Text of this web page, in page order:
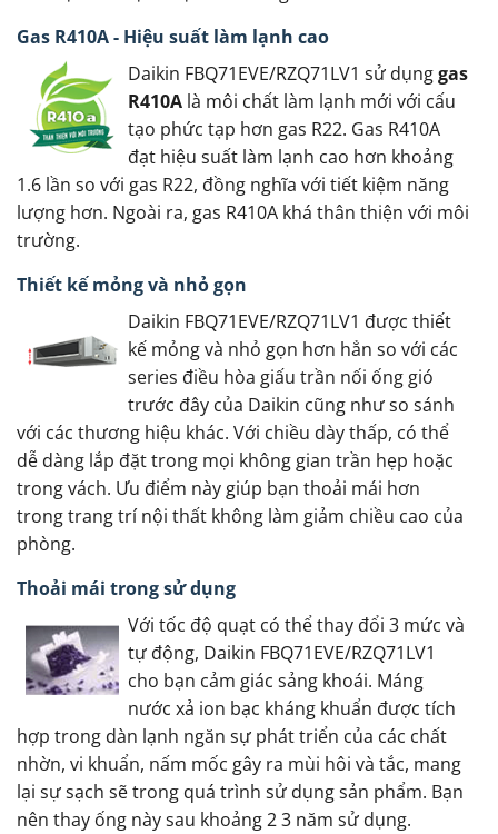
Gas R410A - Hiệu suất làm lạnh cao
Daikin FBQ71EVE/RZQ71LV1 sử dụnggas
R410A là môi chất làm lạnh mới với cấu
tạo phức tạp hơn gas R22. Gas R410A
đạt hiệu suất làm lạnh cao hơn khoảng
1.6 lần so với gas R22, đồng nghĩa với tiết kiệm năng
lượng hơn. Ngoài ra, gas R410A khá thân thiện với môi
trường.
Thiết kế mỏng và nhỏ gọn
Daikin FBQ71EVE/RZQ71LV1 được thiết
kế mỏng và nhỏ gọn hơn hẳn so với các
series điều hòa giấu trần nối ống gió
trước đây của Daikin cũng như so sánh
với các thương hiệu khác. Với chiều dày thấp, có thể
dễ dàng lắp đặt trong mọi không gian trần hẹp hoặc
trong vách. Ưu điểm này giúp bạn thoải mái hơn
trong trang trí nội thất không làm giảm chiều cao của
phòng.
Thoải mái trong sử dụng
Với tốc độ quạt có thể thay đổi 3 mức và
tự động, Daikin FBQ71EVE/RZQ71LV1
cho bạn cảm giác sảng khoái. Máng
nước xả ion bạc kháng khuẩn được tích
hợp trong dàn lạnh ngăn sự phát triển của các chất
nhờn, vi khuẩn, nấm mốc gây ra mùi hôi và tắc, mang
lại sự sạch sẽ trong quá trình sử dụng sản phẩm. Bạn
nên thay ống này sau khoảng 2 3 năm sử dụng.